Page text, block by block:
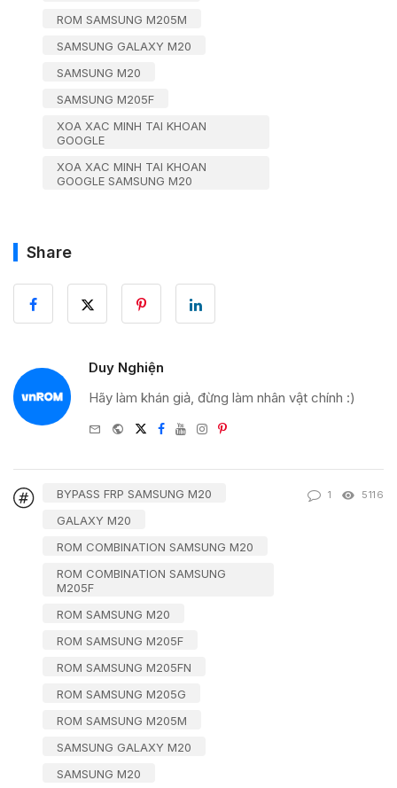
ROM SAMSUNG M205M
SAMSUNG GALAXY M20
SAMSUNG M20
SAMSUNG M205F
XOA XAC MINH TAI KHOAN
GOOGLE
XOA XAC MINH TAI KHOAN
GOOGLE SAMSUNG M20
Share
Duy Nghiện
Hãy làm khán giả, đừng làm nhân vật chính :)
e-
WebsiteTwitter
Facebook
YoutubeInstagram
Pinterest
BYPASS FRP SAMSUNG M20
GALAXY M20
ROM COMBINATION SAMSUNG M20
ROM COMBINATION SAMSUNG
M205F
ROM SAMSUNG M20
ROM SAMSUNG M205F
ROM SAMSUNG M205FN
ROM SAMSUNG M205G
ROM SAMSUNG M205M
SAMSUNG GALAXY M20
SAMSUNG M20
1 5116